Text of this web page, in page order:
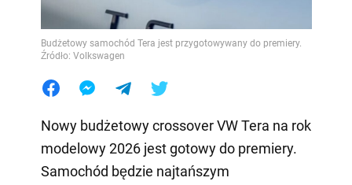
Budżetowy samochód Tera jest przygotowywany do premiery.
Źródło: Volkswagen
Nowy budżetowy crossover VW Tera na rok
modelowy 2026 jest gotowy do premiery.
Samochód będzie najtańszym